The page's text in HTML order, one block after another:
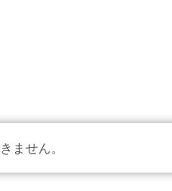
ません。